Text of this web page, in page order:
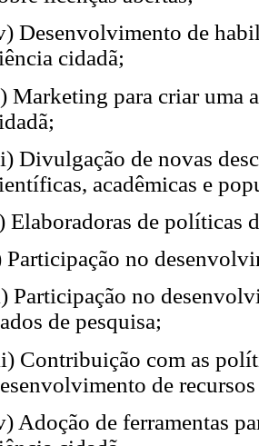
Desenvolvimento de
cidadã;
Marketing para criar uma
Divulgação de novas
acadêmicas e
Elaboradoras de políticas
Participação no
Participação no
de pesquisa;
Contribuição com as
de
Adoção de ferramentas